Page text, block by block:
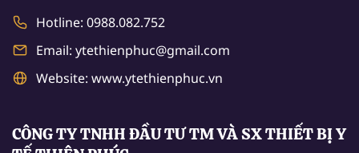
Hotline: 0988.082.752
Email: ytethienphuc@gmail.com
Website: www.ytethienphuc.vn
CÔNG TY TNHH ĐẦU TƯ TM VÀ SX THIẾT BỊ Y